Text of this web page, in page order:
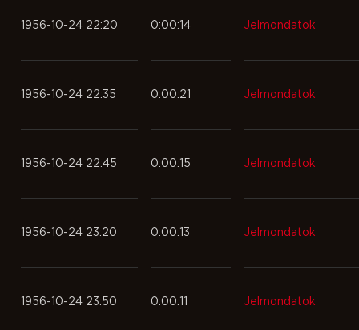
1956-10-24 22:20 0:00:14 Jelmondatok
1956-10-24 22:35 0:00:21 Jelmondatok
1956-10-24 22:45 0:00:15 Jelmondatok
1956-10-24 23:20 0:00:13 Jelmondatok
1956-10-24 23:50 0:00:11 Jelmondatok